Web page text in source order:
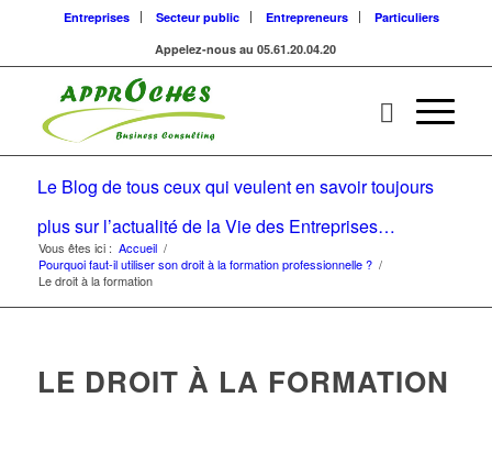
Entreprises Secteur public Entrepreneurs
Particuliers
Appelez-nous au 05.61.20.04.20
Le Blog de tous ceux qui veulent en savoir toujours
plus sur l’actualité de la Vie des Entreprises…
Vous êtes ici : Accueil /
Pourquoi faut-il utiliser son droit à la formation professionnelle ? /
Le droit à la formation
LE DROIT À LA FORMATION